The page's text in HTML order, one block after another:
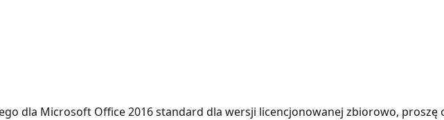
dla Microsoft Office 2016 standard dla wersji licencjonowanej zbiorowo, proszę